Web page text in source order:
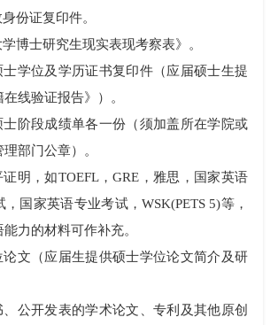
份证复印件。
学博士研究生现实表现考察表》。
士学位及学历证书复印件（应届硕士生提
线验证报告》）。
士阶段成绩单各一份（须加盖所在学院或
部门公章）。
明，如TOEFL，GRE ，雅思，国家英语
，国家英语专业考试，WSK(PETS 5)等，
力的材料可作补充。
论文（应届生提供硕士学位论文简介及研
公开发表的学术论文、专利及其他原创